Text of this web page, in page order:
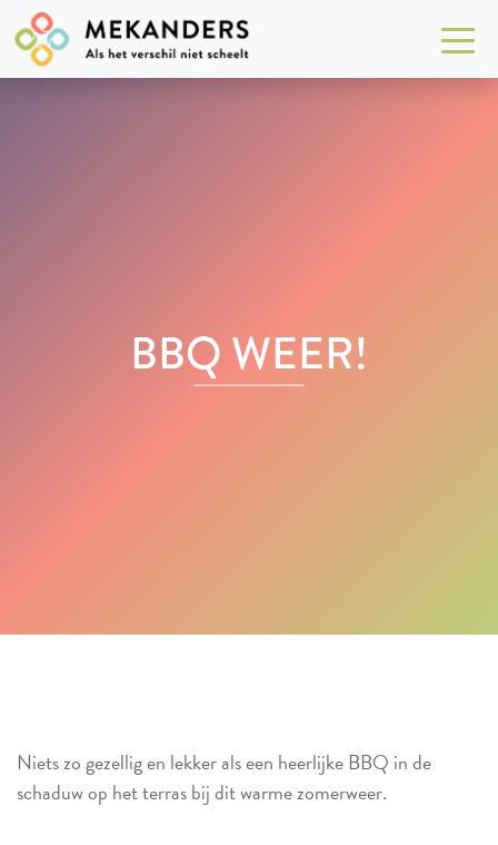
BBQ WEER!
Niets zo gezellig en lekker als een heerlijke BBQ in de
schaduw op het terras bij dit warme zomerweer.